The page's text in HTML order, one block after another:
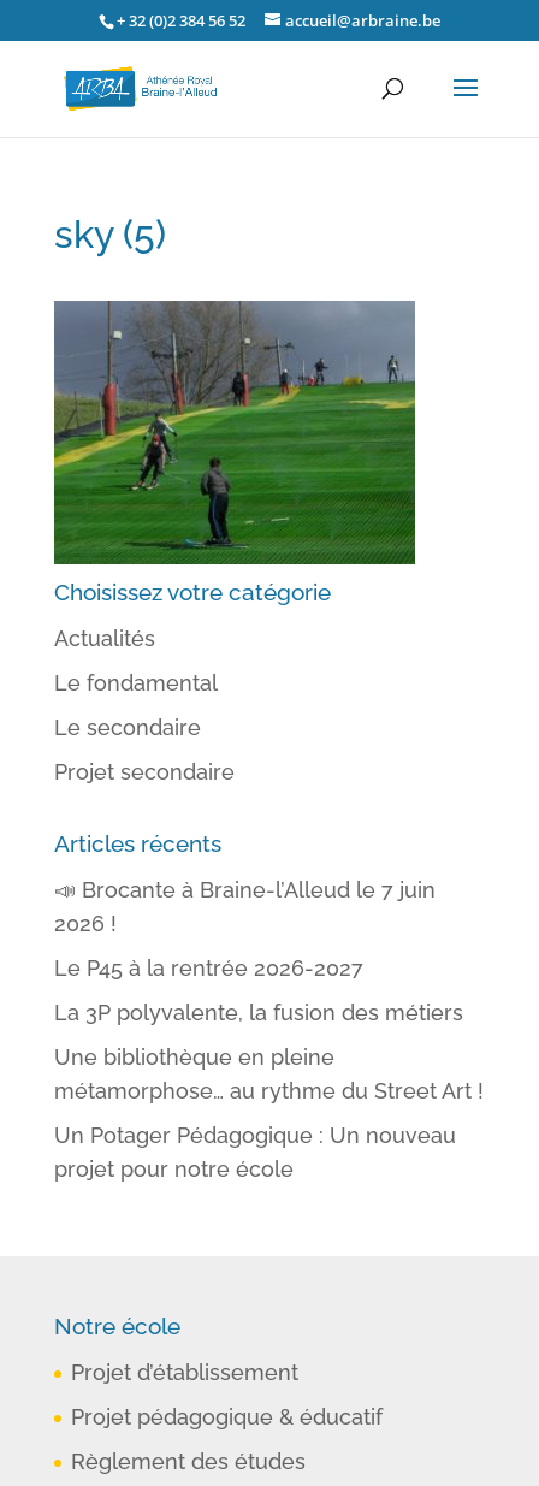
+ 32 (0)2 384 56 52 accueil@arbraine.be
sky (5)
Choisissez votre catégorie
Actualités
Le fondamental
Le secondaire
Projet secondaire
Articles récents
📣 Brocante à Braine-l’Alleud le 7 juin
2026 !
Le P45 à la rentrée 2026-2027
La 3P polyvalente, la fusion des métiers
Une bibliothèque en pleine
métamorphose… au rythme du Street Art !
Un Potager Pédagogique : Un nouveau
projet pour notre école
Notre école
Projet d’établissement
Projet pédagogique & éducatif
Règlement des études